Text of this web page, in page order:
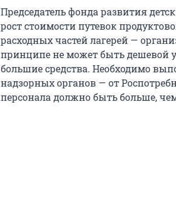
Председатель фонда развития
рост стоимости путевок
расходных частей лагерей —
принципе не может быть дешевой
большие средства. Необходимо
надзорных органов — от
персонала должно быть больше,